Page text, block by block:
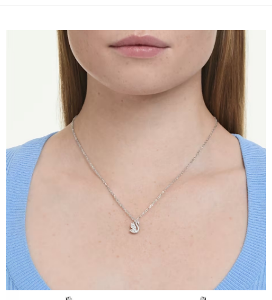
1.本服務係由「台灣大哥大股份有限公司」（以下簡稱本公司）所提供，讓
用戶於交易時，得透過本服務購買商品或服務，並由商店將買賣／分期付款
買賣價金債權讓與本公司後，依約使用本公司帳單繳交帳款。
2.基於同意付款使用「大哥付你分期」之契約關係目的，商店將以您的個人
資料（包含姓名、電話或地址）提供予台灣大哥大進項蒐集、處理及利用，
由本公司與您本人進行分期帳單所需資料之確認、核對及更正。
3.完整用戶服務條款，請詳閱以下連結：https://oppay.tw/userRule
※ 請注意：結帳手續完成當下不需立刻繳費，但若您需要取消訂單，請聯絡
購買商品的店家。未經商家同意取消之訂單仍視為有效，需透過AFTEE先享
後付繳納相關費用。
※ 交易是否成功請以「AFTEE先享後付 」之結帳頁面顯示為準，若有關於
是否繳費成功／繳費後需取消欲退款等相關疑問，請聯繫「AFTEE先享後付
客戶支援中心」
https://netprotections.freshdesk.com/support/home
１．透過由恩沛科技股份有限公司提供之「AFTEE先享後付」服務完成之交
易，需依本服務之必要範圍內提供個人資料，並將交易相關給付款項請求債
權轉讓予恩沛科技股份有限公司。
２．關於個人資料處理事宜，請瀏覽以下網址：
https://aftee.tw/terms/#terms3
３．未成年的使用者請事先徵得法定代理人或監護人之同意方可使用
「AFTEE先享後付」，若未經同意申辦者引起之損失，本公司不負相關責
任。
４．使用「AFTEE先享後付」時，將依據個別帳號之用戶狀況，依本公司即
時審查核予不同之上限額度；若仍有額度不足之情形，本公司將視審查結果
請求用戶進行身份認證。
５．嚴禁一人註冊多個帳號或使用他人資訊註冊。若發現惡意使用之情形，
恩沛科技股份有限公司將有權停止該用戶之使用額度並採取法律行動。
每筆NT$100，滿NT$1,200(含以上)免運費
京站台北店客服中心(1F星巴克旁) 即日起不提供京站紙袋，取件時
請自備購物袋，若需購買紙袋可現場詢問